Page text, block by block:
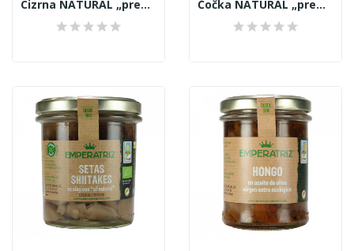
Cizrna NATURAL „premium quality“ 570 g
Čočka NATURAL „premium quality“ 540 g